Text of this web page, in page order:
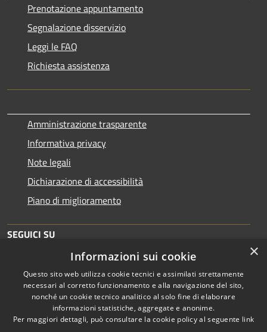
Prenotazione appuntamento
Segnalazione disservizio
Leggi le FAQ
Richiesta assistenza
Amministrazione trasparente
Informativa privacy
Note legali
Dichiarazione di accessibilità
Piano di miglioramento
SEGUICI SU
RSS
Accessibilità
Copyright © 2026 • Comune di
×
Informazioni sui cookie
Questo sito web utilizza cookie tecnici e assimilati strettamente
necessari al corretto funzionamento e alla navigazione del sito,
nonché un cookie tecnico analitico al solo fine di elaborare
informazioni statistiche, aggregate e anonime.
Per maggiori dettagli, può consultare la cookie policy al seguente link